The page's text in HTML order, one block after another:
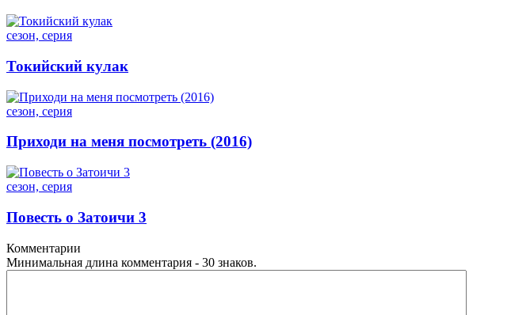
сезон, серия
Токийский кулак
сезон, серия
Приходи на меня посмотреть (2016)
сезон, серия
Повесть о Затоичи 3
Комментарии
Минимальная длина комментария - 30 знаков.